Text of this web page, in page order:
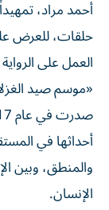
حلقات، للعرض
العمل على
«موسم صيد
أحداثها في
والمنطق، وبين
الإنسان.